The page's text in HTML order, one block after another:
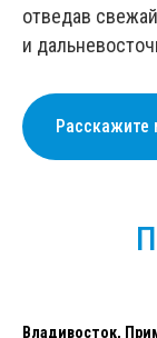
отведав
и
Расскажите
Владивосток,